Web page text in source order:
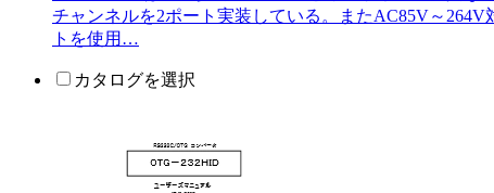
チャンネルを2ポート実装している。またAC85V～264V
トを使用…
カタログを選択